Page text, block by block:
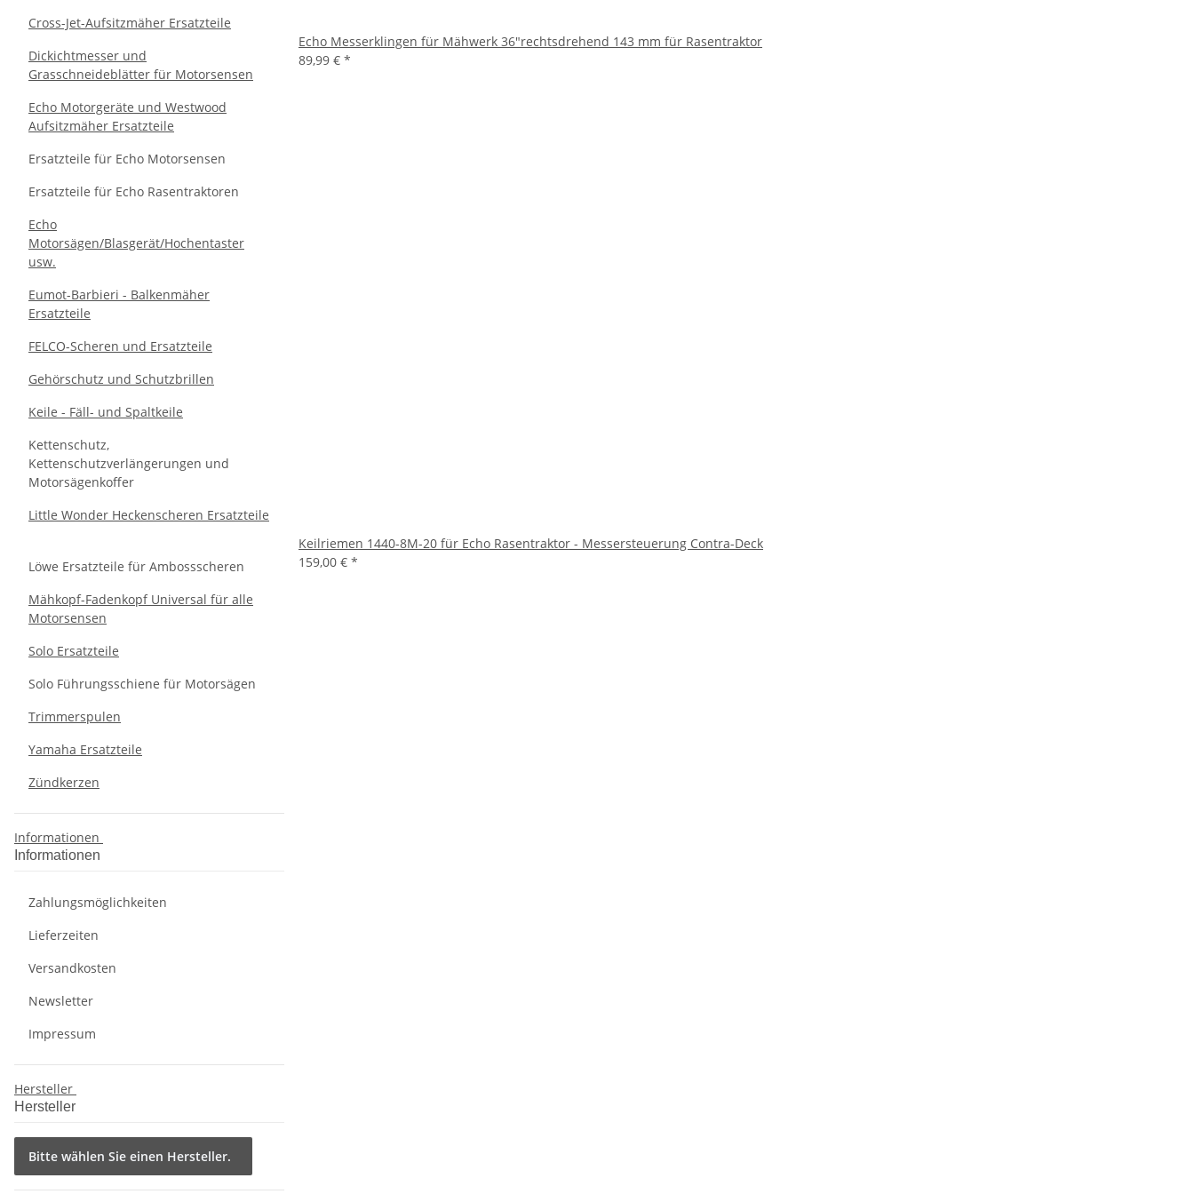
Echo Messerklingen für Mähwerk 36"rechtsdrehend 143 mm für Rasentraktor
89,99 € *
Keilriemen 1440-8M-20 für Echo Rasentraktor - Messersteuerung Contra-Deck
159,00 € *
Cross-Jet-Aufsitzmäher Ersatzteile
Dickichtmesser und
Grasschneideblätter für Motorsensen
Echo Motorgeräte und Westwood
Aufsitzmäher Ersatzteile
Ersatzteile für Echo Motorsensen
Ersatzteile für Echo Rasentraktoren
Echo
Motorsägen/Blasgerät/Hochentaster
usw.
Eumot-Barbieri - Balkenmäher
Ersatzteile
FELCO-Scheren und Ersatzteile
Gehörschutz und Schutzbrillen
Keile - Fäll- und Spaltkeile
Kettenschutz,
Kettenschutzverlängerungen und
Motorsägenkoffer
Little Wonder Heckenscheren Ersatzteile
Löwe Ersatzteile für Ambossscheren
Mähkopf-Fadenkopf Universal für alle
Motorsensen
Solo Ersatzteile
Solo Führungsschiene für Motorsägen
Trimmerspulen
Yamaha Ersatzteile
Zündkerzen
Informationen
Informationen
Zahlungsmöglichkeiten
Lieferzeiten
Versandkosten
Newsletter
Impressum
Hersteller
Hersteller
Bitte wählen Sie einen Hersteller.